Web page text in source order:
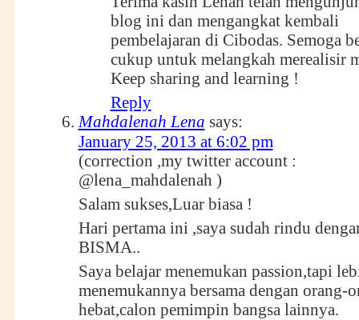
blog ini dan mengangkat kembali
pembelajaran di Cibodas. Semoga
cukup untuk melangkah merealisir
Keep sharing and learning !
Reply
Mahdalenah Lena says:
January 25, 2013 at 6:02 pm
(correction ,my twitter account :
@lena_mahdalenah )
Salam sukses,Luar biasa !
Hari pertama ini ,saya sudah rindu
BISMA..
Saya belajar menemukan passion,tapi
menemukannya bersama dengan orang-
hebat,calon pemimpin bangsa lainnya.